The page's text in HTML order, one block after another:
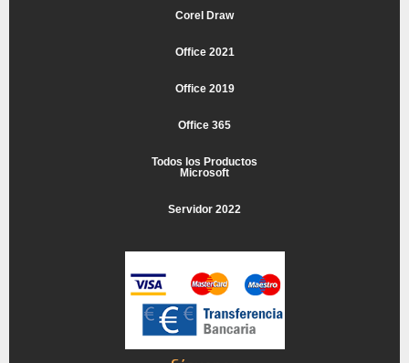
Corel Draw
Office 2021
Office 2019
Office 365
Todos los Productos
Microsoft
Servidor 2022